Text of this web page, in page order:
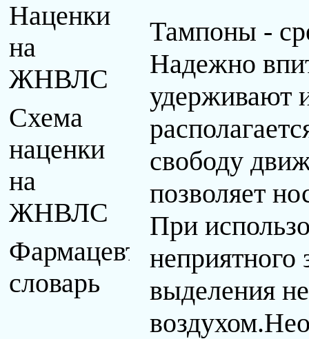
Наценки
на
ЖНВЛС
Схема
наценки
на
ЖНВЛС
Фармацевтический
словарь
Тампоны -
Надежно
удерживают
свободу
позволяет
При
неприятного
выделения